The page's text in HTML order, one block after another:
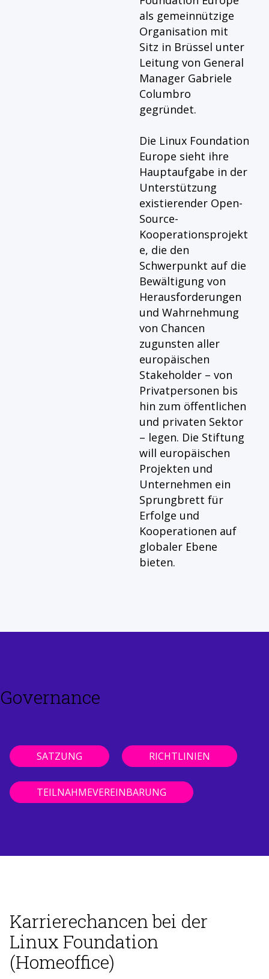
als gemeinnützige
Organisation mit
Sitz in Brüssel unter
Leitung von General
Manager Gabriele
Columbro
gegründet.
Die Linux Foundation
Europe sieht ihre
Hauptaufgabe in der
Unterstützung
existierender Open-
Source-
Kooperationsprojekt
e, die den
Schwerpunkt auf die
Bewältigung von
Herausforderungen
und Wahrnehmung
von Chancen
zugunsten aller
europäischen
Stakeholder – von
Privatpersonen bis
hin zum öffentlichen
und privaten Sektor
– legen. Die Stiftung
will europäischen
Projekten und
Unternehmen ein
Sprungbrett für
Erfolge und
Kooperationen auf
globaler Ebene
bieten.
Governance
SATZUNG RICHTLINIEN
TEILNAHMEVEREINBARUNG
Karrierechancen bei der
Linux Foundation
(Homeoffice)